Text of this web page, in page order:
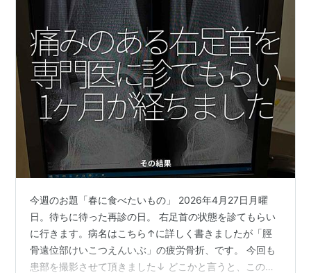
今週のお題「春に食べたいもの」 2026年4月27日月曜
日。待ちに待った再診の日。 右足首の状態を診てもらい
に行きます。病名はこちら↑に詳しく書きましたが「脛
骨遠位部けいこつえんいぶ」の疲労骨折、です。 今回も
患部を撮影させて頂きました↓ どこかと言うと、この部